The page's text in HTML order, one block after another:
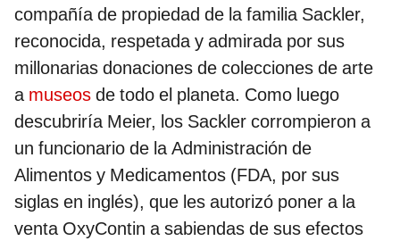
compañía de propiedad de la familia Sackler,
reconocida, respetada y admirada por sus
millonarias donaciones de colecciones de arte
a museos de todo el planeta. Como luego
descubriría Meier, los Sackler corrompieron a
un funcionario de la Administración de
Alimentos y Medicamentos (FDA, por sus
siglas en inglés), que les autorizó poner a la
venta OxyContin a sabiendas de sus efectos